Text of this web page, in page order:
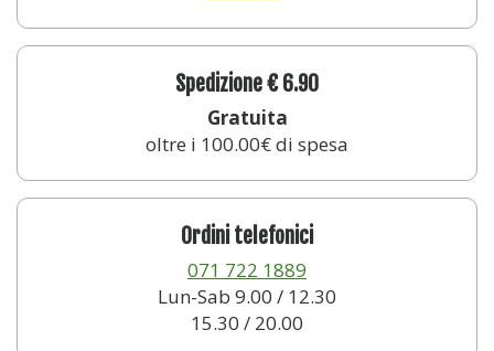
Spedizione € 6.90
Gratuita
oltre i 100.00€ di spesa
Ordini telefonici
071 722 1889
Lun-Sab 9.00 / 12.30
15.30 / 20.00